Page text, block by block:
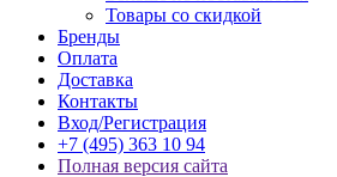
Товары со скидкой
Бренды
Оплата
Доставка
Контакты
Вход/Регистрация
+7 (495) 363 10 94
Полная версия сайта